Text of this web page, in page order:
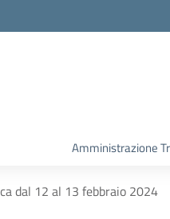
Amministrazione
dal 12 al 13 febbraio 2024